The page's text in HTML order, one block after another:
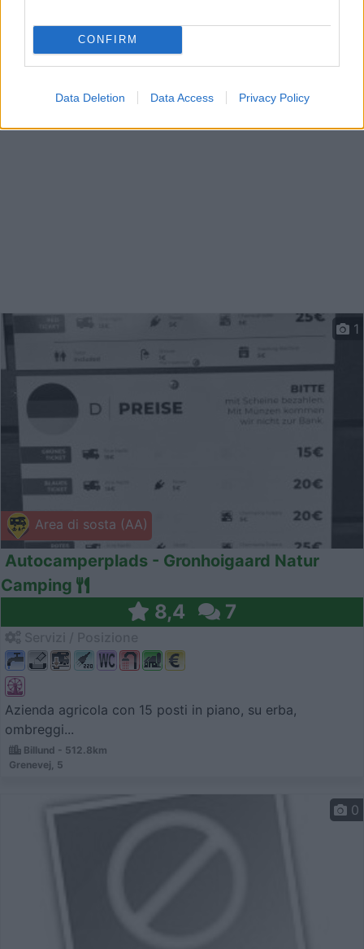
CONFIRM
Data Deletion Data Access Privacy Policy
In comune con le auto ed i pullman (che hanno stalli
Area di sosta (AA)
1
Autocamperplads - Gronhoigaard Natur
Camping
8,4 7
Azienda agricola con 15 posti in piano, su erba,
ombreggi...
Billund - 512.8km
Grenevej, 5
0